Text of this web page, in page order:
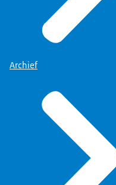
Archief